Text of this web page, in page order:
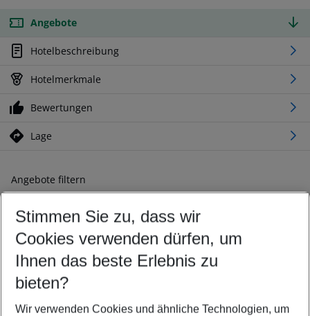
Angebote
Hotelbeschreibung
Hotelmerkmale
Bewertungen
Lage
Angebote filtern
Ändern Sie Ihre Kriterien nach Ihren Wünschen
Abflughafen wählen
Beliebiger Abflughafen
Reisezeitraum wählen
11.08.26– 09.08.27 5-8 Nächte
2 Erwachsene Keine Kinder
Stimmen Sie zu, dass wir
Cookies verwenden dürfen, um
Ihnen das beste Erlebnis zu
bieten?
Wir verwenden Cookies und ähnliche Technologien, um